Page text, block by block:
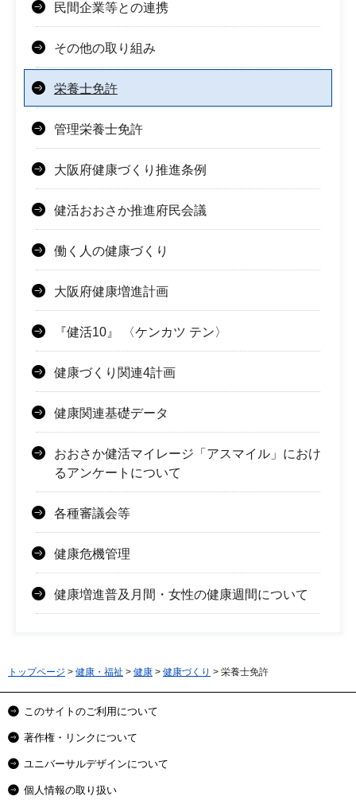
民間企業等との連携
その他の取り組み
栄養士免許
管理栄養士免許
大阪府健康づくり推進条例
健活おおさか推進府民会議
働く人の健康づくり
大阪府健康増進計画
『健活10』 〈ケンカツ テン〉
健康づくり関連4計画
健康関連基礎データ
おおさか健活マイレージ「アスマイル」におけ
るアンケートについて
各種審議会等
健康危機管理
健康増進普及月間・女性の健康週間について
トップページ > 健康・福祉 > 健康 > 健康づくり > 栄養士免許
このサイトのご利用について
著作権・リンクについて
ユニバーサルデザインについて
個人情報の取り扱い